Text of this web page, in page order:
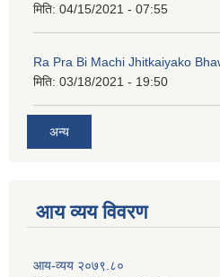
मिति: 04/15/2021 - 07:55
Ra Pra Bi Machi Jhitkaiyako
मिति: 03/18/2021 - 19:50
अन्य
आय व्यय विवरण
आय-व्यय २०७९.८०